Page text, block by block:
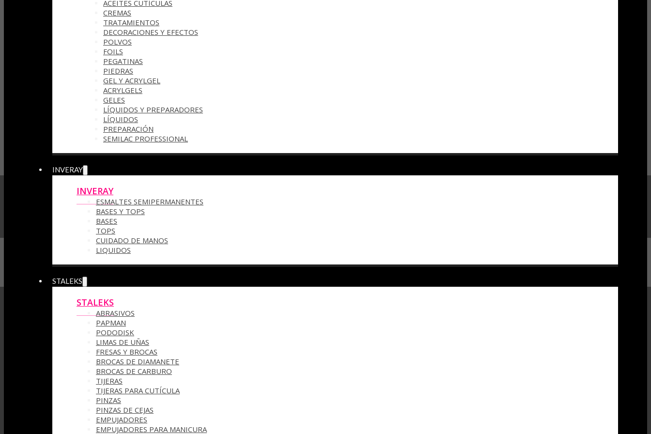
ACEITES CUTÍCULAS
CREMAS
TRATAMIENTOS
DECORACIONES Y EFECTOS
POLVOS
FOILS
PEGATINAS
PIEDRAS
GEL Y ACRYLGEL
ACRYLGELS
GELES
LÍQUIDOS Y PREPARADORES
LÍQUIDOS
PREPARACIÓN
SEMILAC PROFESSIONAL
INVERAY
INVERAY
ESMALTES SEMIPERMANENTES
BASES Y TOPS
BASES
TOPS
CUIDADO DE MANOS
LIQUIDOS
STALEKS
STALEKS
ABRASIVOS
PAPMAN
PODODISK
LIMAS DE UÑAS
FRESAS Y BROCAS
BROCAS DE DIAMANETE
BROCAS DE CARBURO
TIJERAS
TIJERAS PARA CUTÍCULA
PINZAS
PINZAS DE CEJAS
EMPUJADORES
EMPUJADORES PARA MANICURA